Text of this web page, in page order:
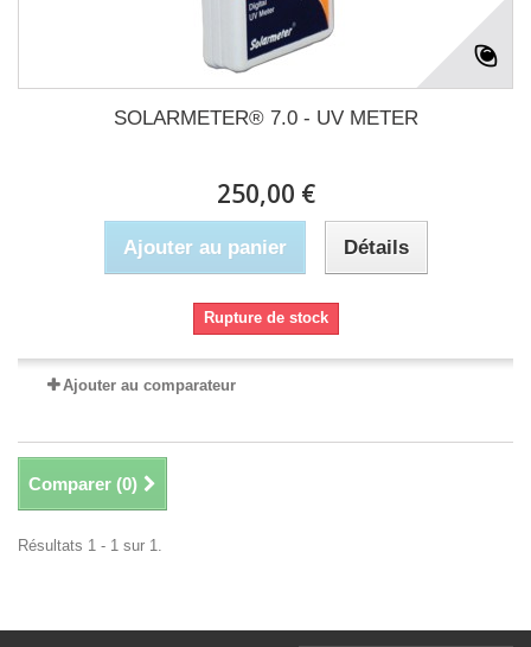
SOLARMETER® 7.0 - UV METER
250,00 €
Ajouter au panier Détails
Rupture de stock
Ajouter au comparateur
Comparer (0)
Résultats 1 - 1 sur 1.